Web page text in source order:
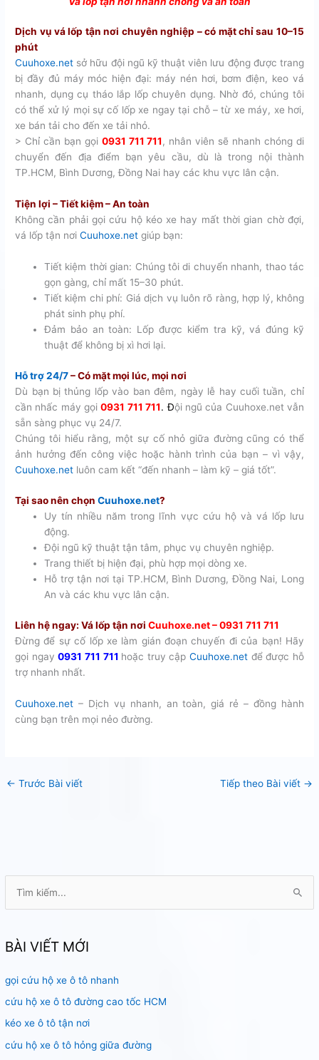
k
ế
m
:
BÀI VIẾT MỚI
gọi cứu hộ xe ô tô nhanh
cứu hộ xe ô tô đường cao tốc HCM
kéo xe ô tô tận nơi
cứu hộ xe ô tô hỏng giữa đường
Dịch vụ vá lốp tận nơi chuyên nghiệp – có mặt chỉ sau 10–15
phút
Cuuhoxe.net sở hữu đội ngũ kỹ thuật viên lưu động được trang
bị đầy đủ máy móc hiện đại: máy nén hơi, bơm điện, keo vá
nhanh, dụng cụ tháo lắp lốp chuyên dụng. Nhờ đó, chúng tôi
có thể xử lý mọi sự cố lốp xe ngay tại chỗ – từ xe máy, xe hơi,
xe bán tải cho đến xe tải nhỏ.
> Chỉ cần bạn gọi 0931 711 711, nhân viên sẽ nhanh chóng di
chuyển đến địa điểm bạn yêu cầu, dù là trong nội thành
TP.HCM, Bình Dương, Đồng Nai hay các khu vực lân cận.
Tiện lợi – Tiết kiệm – An toàn
Không cần phải gọi cứu hộ kéo xe hay mất thời gian chờ đợi,
vá lốp tận nơiCuuhoxe.net giúp bạn:
Tiết kiệm thời gian: Chúng tôi di chuyển nhanh, thao tác
gọn gàng, chỉ mất 15–30 phút.
Tiết kiệm chi phí: Giá dịch vụ luôn rõ ràng, hợp lý, không
phát sinh phụ phí.
Đảm bảo an toàn: Lốp được kiểm tra kỹ, vá đúng kỹ
thuật để không bị xì hơi lại.
Hỗ trợ 24/7– Có mặt mọi lúc, mọi nơi
Dù bạn bị thủng lốp vào ban đêm, ngày lễ hay cuối tuần, chỉ
cần nhấc máy gọi0931 711 711. Đội ngũ của Cuuhoxe.net vẫn
sẵn sàng phục vụ 24/7.
Chúng tôi hiểu rằng, một sự cố nhỏ giữa đường cũng có thể
ảnh hưởng đến công việc hoặc hành trình của bạn – vì vậy,
Cuuhoxe.net luôn cam kết “đến nhanh – làm kỹ – giá tốt”.
Tại sao nên chọnCuuhoxe.net?
Uy tín nhiều năm trong lĩnh vực cứu hộ và vá lốp lưu
động.
Đội ngũ kỹ thuật tận tâm, phục vụ chuyên nghiệp.
Trang thiết bị hiện đại, phù hợp mọi dòng xe.
Hỗ trợ tận nơi tại TP.HCM, Bình Dương, Đồng Nai, Long
An và các khu vực lân cận.
Liên hệ ngay: Vá lốp tận nơiCuuhoxe.net – 0931 711 711
Đừng để sự cố lốp xe làm gián đoạn chuyến đi của bạn! Hãy
gọi ngay0931 711 711 hoặc truy cậpCuuhoxe.net để được hỗ
trợ nhanh nhất.
Cuuhoxe.net – Dịch vụ nhanh, an toàn, giá rẻ – đồng hành
cùng bạn trên mọi nẻo đường.
← Trước Bài viết Tiếp theo Bài viết →